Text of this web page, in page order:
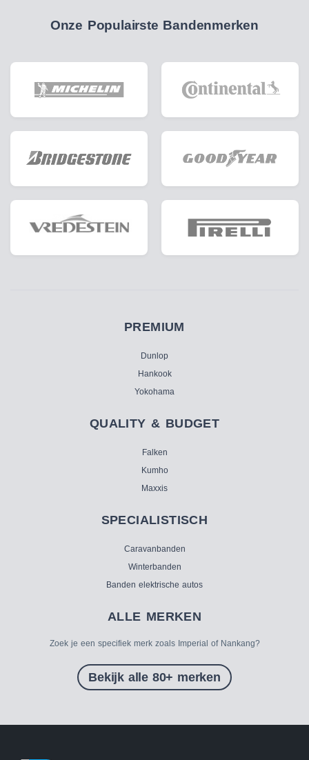
Onze Populairste Bandenmerken
PREMIUM
Dunlop
Hankook
Yokohama
QUALITY & BUDGET
Falken
Kumho
Maxxis
SPECIALISTISCH
Caravanbanden
Winterbanden
Banden elektrische autos
ALLE MERKEN
Zoek je een specifiek merk zoals Imperial of Nankang?
Bekijk alle 80+ merken